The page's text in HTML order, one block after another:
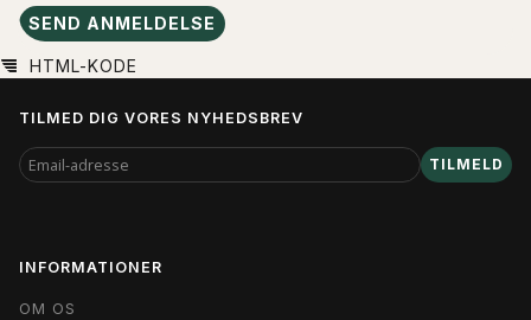
SEND ANMELDELSE
HTML-KODE
TILMED DIG VORES NYHEDSBREV
EMAIL-
ADRESSE
TILMELD
INFORMATIONER
OM OS